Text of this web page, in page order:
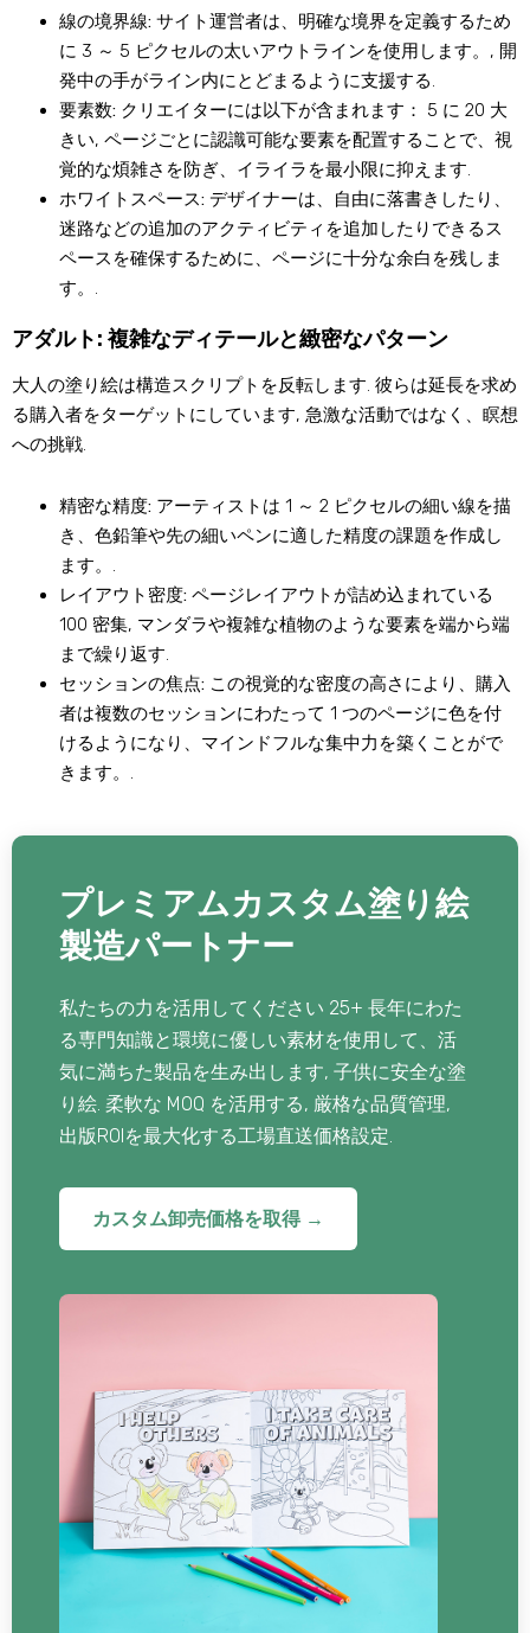
線の境界線: サイト運営者は、明確な境界を定義するため
に 3 ～ 5 ピクセルの太いアウトラインを使用します。, 開
発中の手がライン内にとどまるように支援する.
要素数: クリエイターには以下が含まれます： 5 に 20 大
きい, ページごとに認識可能な要素を配置することで、視
覚的な煩雑さを防ぎ、イライラを最小限に抑えます.
ホワイトスペース: デザイナーは、自由に落書きしたり、
迷路などの追加のアクティビティを追加したりできるス
ペースを確保するために、ページに十分な余白を残しま
す。.
アダルト: 複雑なディテールと緻密なパターン
大人の塗り絵は構造スクリプトを反転します. 彼らは延長を求め
る購入者をターゲットにしています, 急激な活動ではなく、瞑想
への挑戦.
精密な精度: アーティストは 1 ～ 2 ピクセルの細い線を描
き、色鉛筆や先の細いペンに適した精度の課題を作成し
ます。.
レイアウト密度: ページレイアウトが詰め込まれている
100 密集, マンダラや複雑な植物のような要素を端から端
まで繰り返す.
セッションの焦点: この視覚的な密度の高さにより、購入
者は複数のセッションにわたって 1 つのページに色を付
けるようになり、マインドフルな集中力を築くことがで
きます。.
プレミアムカスタム塗り絵
製造パートナー
私たちの力を活用してください 25+ 長年にわた
る専門知識と環境に優しい素材を使用して、活
気に満ちた製品を生み出します, 子供に安全な塗
り絵. 柔軟な MOQ を活用する, 厳格な品質管理,
出版ROIを最大化する工場直送価格設定.
カスタム卸売価格を取得 →